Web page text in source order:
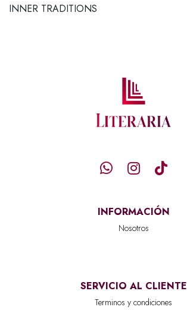
INNER TRADITIONS
INFORMACIÓN
Nosotros
SERVICIO AL CLIENTE
Terminos y condiciones